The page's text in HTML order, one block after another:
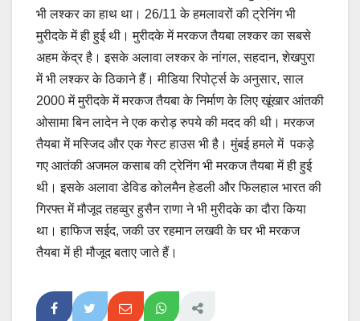
भी लश्कर का हाथ था। 26/11 के हमलावरों की ट्रेनिंग भी
मुरीदके में ही हुई थी। मुरीदके में मरकज तैयबा लश्कर का सबसे
अहम केंद्र है। इसके अलावा लश्कर के नांगल, सहदान, शेखपुरा
में भी लश्कर के ठिकाने हैं। मीडिया रिपोर्ट्स के अनुसार, साल
2000 में मुरीदके में मरकज तैयबा के निर्माण के लिए खूंखार आंतकी
ओसामा बिन लादेन ने एक करोड़ रुपये की मदद की थी। मरकज
तैयबा में मस्जिद और एक गेस्ट हाउस भी है। मुंबई हमले में पकड़े
गए आतंकी अजमल कसाब की ट्रेनिंग भी मरकज तैयबा में ही हुई
थी। इसके अलावा डेविड कोलमैन हेडली और फिलहाल भारत की
गिरफ्त में मौजूद तहव्वुर हुसैन राणा ने भी मुरीदके का दौरा किया
था। हाफिज सईद, जकी उर रहमान लखवी के घर भी मरकज
तैयबा में ही मौजूद बताए जाते हैं।